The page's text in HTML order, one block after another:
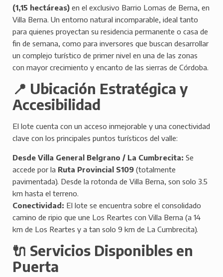
(1,15 hectáreas) en el exclusivo Barrio Lomas de Berna, en
Villa Berna. Un entorno natural incomparable, ideal tanto
para quienes proyectan su residencia permanente o casa de
fin de semana, como para inversores que buscan desarrollar
un complejo turístico de primer nivel en una de las zonas
con mayor crecimiento y encanto de las sierras de Córdoba.
📍 Ubicación Estratégica y
Accesibilidad
El lote cuenta con un acceso inmejorable y una conectividad
clave con los principales puntos turísticos del valle:
Desde Villa General Belgrano / La Cumbrecita: Se
accede por la Ruta Provincial S109 (totalmente
pavimentada). Desde la rotonda de Villa Berna, son solo 3.5
km hasta el terreno.
Conectividad: El lote se encuentra sobre el consolidado
camino de ripio que une Los Reartes con Villa Berna (a 14
km de Los Reartes y a tan solo 9 km de La Cumbrecita).
🔌 Servicios Disponibles en
Puerta